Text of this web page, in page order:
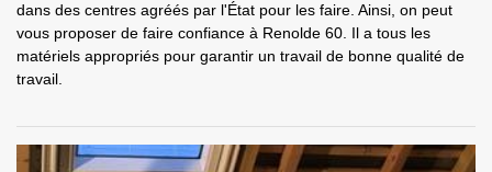
dans des centres agréés par l'État pour les faire. Ainsi, on peut
vous proposer de faire confiance à Renolde 60. Il a tous les
matériels appropriés pour garantir un travail de bonne qualité de
travail.